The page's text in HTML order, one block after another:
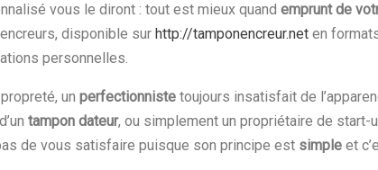
vous le diront : tout est mieux quand emprunt de
disponible sur http://tamponencreur.net en
personnelles.
un perfectionniste toujours insatisfait de
tampon dateur, ou simplement un propriétaire de start-
de vous satisfaire puisque son principe est simple et